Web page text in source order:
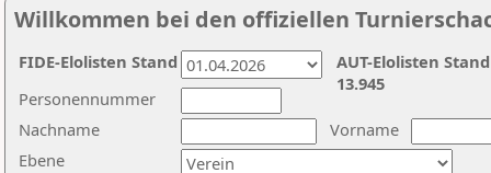
Willkommen bei den offiziellen
Nachname
Vorname
Ebene
Personennummer
AUT-Elolisten
13.945
FIDE-Elolisten Stand